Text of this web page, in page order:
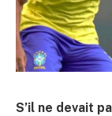
S’il ne devait